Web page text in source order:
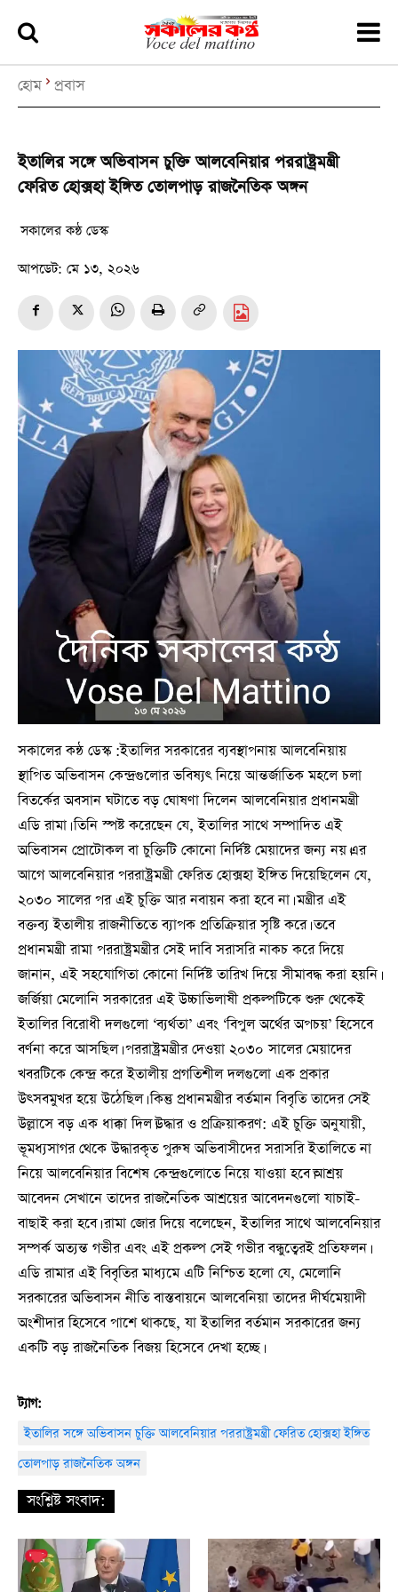
হোম প্রবাস
ইতালির সঙ্গে অভিবাসন চুক্তি আলবেনিয়ার পররাষ্ট্রমন্ত্রী
ফেরিত হোক্সহা ইঙ্গিত তোলপাড় রাজনৈতিক অঙ্গন
সকালের কন্ঠ ডেস্ক
আপডেট: মে ১৩, ২০২৬
সকালের কন্ঠ ডেস্ক :​ইতালির সরকারের ব্যবস্থাপনায় আলবেনিয়ায়
স্থাপিত অভিবাসন কেন্দ্রগুলোর ভবিষ্যৎ নিয়ে আন্তর্জাতিক মহলে চলা
বিতর্কের অবসান ঘটাতে বড় ঘোষণা দিলেন আলবেনিয়ার প্রধানমন্ত্রী
এডি রামা। তিনি স্পষ্ট করেছেন যে, ইতালির সাথে সম্পাদিত এই
অভিবাসন প্রোটোকল বা চুক্তিটি কোনো নির্দিষ্ট মেয়াদের জন্য নয়।এর
আগে আলবেনিয়ার পররাষ্ট্রমন্ত্রী ফেরিত হোক্সহা ইঙ্গিত দিয়েছিলেন যে,
২০৩০ সালের পর এই চুক্তি আর নবায়ন করা হবে না। মন্ত্রীর এই
বক্তব্য ইতালীয় রাজনীতিতে ব্যাপক প্রতিক্রিয়ার সৃষ্টি করে। তবে
প্রধানমন্ত্রী রামা পররাষ্ট্রমন্ত্রীর সেই দাবি সরাসরি নাকচ করে দিয়ে
জানান, এই সহযোগিতা কোনো নির্দিষ্ট তারিখ দিয়ে সীমাবদ্ধ করা হয়নি।
জর্জিয়া মেলোনি সরকারের এই উচ্চাভিলাষী প্রকল্পটিকে শুরু থেকেই
ইতালির বিরোধী দলগুলো ‘ব্যর্থতা’ এবং ‘বিপুল অর্থের অপচয়’ হিসেবে
বর্ণনা করে আসছিল। পররাষ্ট্রমন্ত্রীর দেওয়া ২০৩০ সালের মেয়াদের
খবরটিকে কেন্দ্র করে ইতালীয় প্রগতিশীল দলগুলো এক প্রকার
উৎসবমুখর হয়ে উঠেছিল। কিন্তু প্রধানমন্ত্রীর বর্তমান বিবৃতি তাদের সেই
উল্লাসে বড় এক ধাক্কা দিল।উদ্ধার ও প্রক্রিয়াকরণ: এই চুক্তি অনুযায়ী,
ভূমধ্যসাগর থেকে উদ্ধারকৃত পুরুষ অভিবাসীদের সরাসরি ইতালিতে না
নিয়ে আলবেনিয়ার বিশেষ কেন্দ্রগুলোতে নিয়ে যাওয়া হবে।আশ্রয়
আবেদন সেখানে তাদের রাজনৈতিক আশ্রয়ের আবেদনগুলো যাচাই-
বাছাই করা হবে। রামা জোর দিয়ে বলেছেন, ইতালির সাথে আলবেনিয়ার
সম্পর্ক অত্যন্ত গভীর এবং এই প্রকল্প সেই গভীর বন্ধুত্বেরই প্রতিফলন।
এডি রামার এই বিবৃতির মাধ্যমে এটি নিশ্চিত হলো যে, মেলোনি
সরকারের অভিবাসন নীতি বাস্তবায়নে আলবেনিয়া তাদের দীর্ঘমেয়াদী
অংশীদার হিসেবে পাশে থাকছে, যা ইতালির বর্তমান সরকারের জন্য
একটি বড় রাজনৈতিক বিজয় হিসেবে দেখা হচ্ছে।
ট্যাগ:
ইতালির সঙ্গে অভিবাসন চুক্তি আলবেনিয়ার পররাষ্ট্রমন্ত্রী ফেরিত হোক্সহা ইঙ্গিত
তোলপাড় রাজনৈতিক অঙ্গন
সংশ্লিষ্ট সংবাদ: